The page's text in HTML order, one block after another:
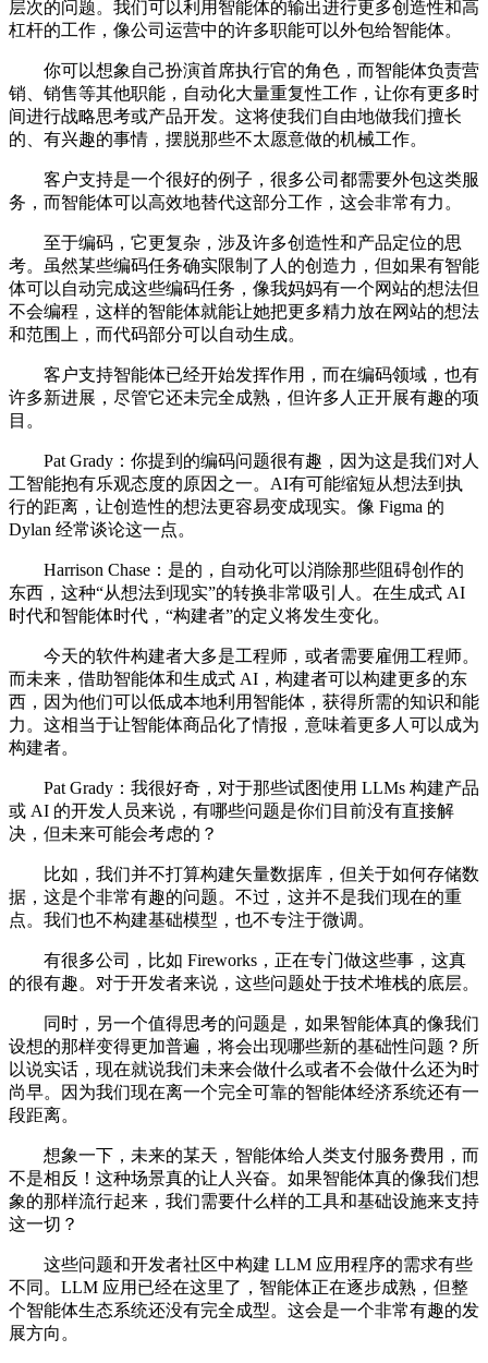
层次的问题。我们可以利用智能体的输出进行更多创造性和高
杠杆的工作，像公司运营中的许多职能可以外包给智能体。
你可以想象自己扮演首席执行官的角色，而智能体负责营
销、销售等其他职能，自动化大量重复性工作，让你有更多时
间进行战略思考或产品开发。这将使我们自由地做我们擅长
的、有兴趣的事情，摆脱那些不太愿意做的机械工作。
客户支持是一个很好的例子，很多公司都需要外包这类服
务，而智能体可以高效地替代这部分工作，这会非常有力。
至于编码，它更复杂，涉及许多创造性和产品定位的思
考。虽然某些编码任务确实限制了人的创造力，但如果有智能
体可以自动完成这些编码任务，像我妈妈有一个网站的想法但
不会编程，这样的智能体就能让她把更多精力放在网站的想法
和范围上，而代码部分可以自动生成。
客户支持智能体已经开始发挥作用，而在编码领域，也有
许多新进展，尽管它还未完全成熟，但许多人正开展有趣的项
目。
Pat Grady：你提到的编码问题很有趣，因为这是我们对人
工智能抱有乐观态度的原因之一。AI有可能缩短从想法到执
行的距离，让创造性的想法更容易变成现实。像 Figma 的
Dylan 经常谈论这一点。
Harrison Chase：是的，自动化可以消除那些阻碍创作的
东西，这种“从想法到现实”的转换非常吸引人。在生成式 AI
时代和智能体时代，“构建者”的定义将发生变化。
今天的软件构建者大多是工程师，或者需要雇佣工程师。
而未来，借助智能体和生成式 AI，构建者可以构建更多的东
西，因为他们可以低成本地利用智能体，获得所需的知识和能
力。这相当于让智能体商品化了情报，意味着更多人可以成为
构建者。
Pat Grady：我很好奇，对于那些试图使用 LLMs 构建产品
或 AI 的开发人员来说，有哪些问题是你们目前没有直接解
决，但未来可能会考虑的？
比如，我们并不打算构建矢量数据库，但关于如何存储数
据，这是个非常有趣的问题。不过，这并不是我们现在的重
点。我们也不构建基础模型，也不专注于微调。
有很多公司，比如 Fireworks，正在专门做这些事，这真
的很有趣。对于开发者来说，这些问题处于技术堆栈的底层。
同时，另一个值得思考的问题是，如果智能体真的像我们
设想的那样变得更加普遍，将会出现哪些新的基础性问题？所
以说实话，现在就说我们未来会做什么或者不会做什么还为时
尚早。因为我们现在离一个完全可靠的智能体经济系统还有一
段距离。
想象一下，未来的某天，智能体给人类支付服务费用，而
不是相反！这种场景真的让人兴奋。如果智能体真的像我们想
象的那样流行起来，我们需要什么样的工具和基础设施来支持
这一切？
这些问题和开发者社区中构建 LLM 应用程序的需求有些
不同。LLM 应用已经在这里了，智能体正在逐步成熟，但整
个智能体生态系统还没有完全成型。这会是一个非常有趣的发
展方向。